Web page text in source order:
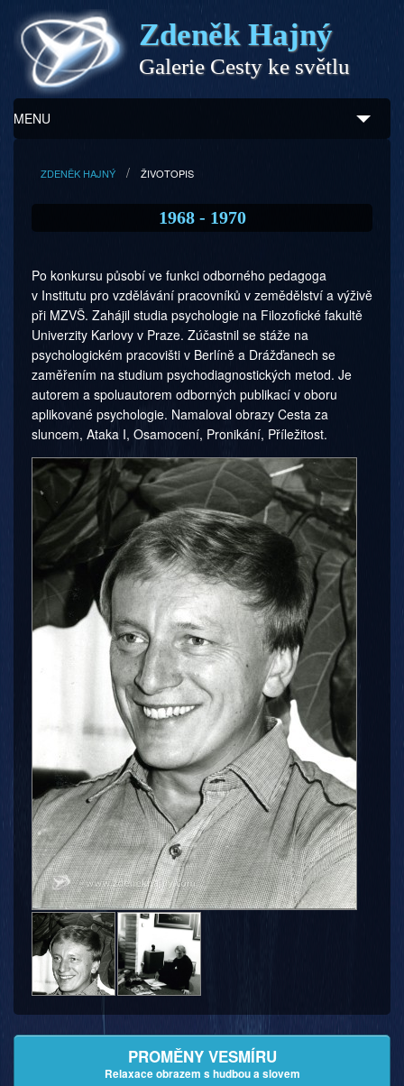
Zdeněk Hajný
Galerie Cesty ke světlu
MENU
Zdeněk Hajný
Galerie
Program
Doprovodný prodej
Kontakty
ZDENĚK HAJNÝ ŽIVOTOPIS
1968 - 1970
Po konkursu působí ve funkci odborného pedagoga
v Institutu pro vzdělávání pracovníků v zemědělství a výživě
při MZVŠ. Zahájil studia psychologie na Filozofické fakultě
Univerzity Karlovy v Praze. Zúčastnil se stáže na
psychologickém pracovišti v Berlíně a Drážďanech se
zaměřením na studium psychodiagnos­tických metod. Je
autorem a spoluautorem odborných publikací v oboru
aplikované psychologie. Namaloval obrazy Cesta za
sluncem, Ataka I, Osamocení, Pronikání, Příležitost.
PROMĚNY VESMÍRU
Relaxace obrazem s hudbou a slovem